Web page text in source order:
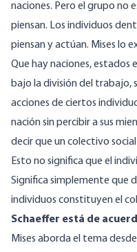
naciones. Pero el grupo no
piensan. Los individuos
piensan y actúan. Mises lo
Que hay naciones, estados
bajo la división del trabajo,
acciones de ciertos
nación sin percibir a sus
decir que un colectivo
Esto no significa que el
Significa simplemente que
individuos constituyen el
Schaeffer está de
Mises aborda el tema